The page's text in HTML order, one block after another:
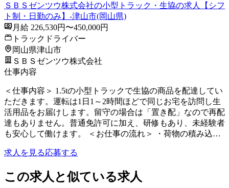
ＳＢＳゼンツウ株式会社の小型トラック・生協の求人【シフ
ト制・日勤のみ】-津山市(岡山県)
月給 226,530円〜450,000円
トラックドライバー
岡山県津山市
ＳＢＳゼンツウ株式会社
仕事内容
＜仕事内容＞ 1.5tの小型トラックで生協の商品を配達してい
ただきます。運転は1日1～2時間ほどで同じお宅を訪問し生
活用品をお届けします。留守の場合は「置き配」なので再配
達もありません。普通免許可に加え、研修もあり、未経験者
も安心して働けます。 ＜お仕事の流れ＞ ・荷物の積み込…
求人を見る応募する
この求人と似ている求人